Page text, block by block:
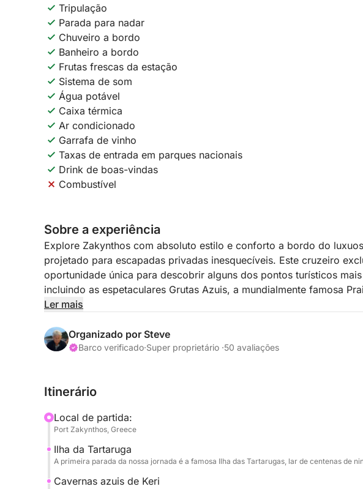
Tripulação
Parada para nadar
Chuveiro a bordo
Banheiro a bordo
Frutas frescas da estação
Sistema de som
Água potável
Caixa térmica
Ar condicionado
Garrafa de vinho
Taxas de entrada em parques nacionais
Drink de boas-vindas
Combustível
Sobre a experiência
Explore Zakynthos com absoluto estilo e conforto a bordo do
projetado para escapadas privadas inesquecíveis. Este cruzeiro
oportunidade única para descobrir alguns dos pontos turísticos
incluindo as espetaculares Grutas Azuis, a mundialmente famosa
protegidas da Baía de Laganas, lar do primeiro Parque Nacional
caretta), espécie ameaçada de extinção.
sem esforço. Enquanto navega pela costa deslumbrante da ilha,
escolha, tudo isso enquanto admira a beleza do Mar Jônico na
Para aqueles que desejam elevar ainda mais a experiência, o
uma taverna tradicional à beira-mar, onde você poderá desfrutar
qualidade e sabores autênticos em um belo cenário com vista para o
Ler mais
Organizado por Steve
Barco verificado·Super proprietário ·50 avaliações
Itinerário
Local de partida:
Port Zakynthos, Greece
Ilha da Tartaruga
A primeira parada da nossa jornada é a famosa Ilha das Tartarugas, lar de centenas de
Cavernas azuis de Keri